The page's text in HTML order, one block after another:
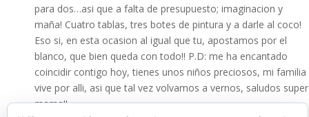
para dos…asi que a falta de presupuesto; imaginacion y
maña! Cuatro tablas, tres botes de pintura y a darle al coco!
Eso si, en esta ocasion al igual que tu, apostamos por el
blanco, que bien queda con todo!! P.D: me ha encantado
coincidir contigo hoy, tienes unos niños preciosos, mi familia
vive por alli, asi que tal vez volvamos a vernos, saludos super
mama!!